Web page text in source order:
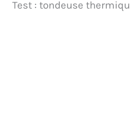
Test : tondeuse